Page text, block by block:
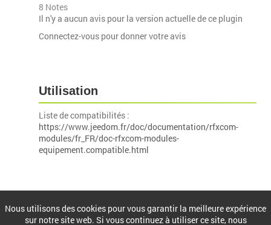
8 Notes
Il n'y a aucun avis pour la version actuelle de ce plugin
Connectez-vous pour donner votre avis
Utilisation
Liste de compatibilités :
https://www.jeedom.fr/doc/documentation/rfxcom-
modules/fr_FR/doc-rfxcom-modules-
equipement.compatible.html
Nous utilisons des cookies pour vous garantir la meilleure expérience
sur notre site web. Si vous continuez à utiliser ce site, nous